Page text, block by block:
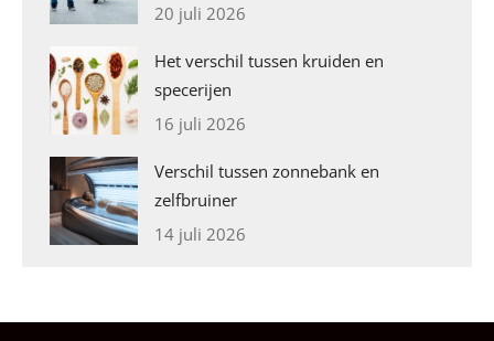
20 juli 2026
Het verschil tussen kruiden en
specerijen
16 juli 2026
Verschil tussen zonnebank en
zelfbruiner
14 juli 2026